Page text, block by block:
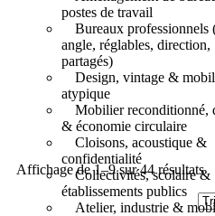
postes de travail
Bureaux professionnels
angle, réglables, direction,
partagés)
Design, vintage &
atypique
Mobilier reconditionné,
& économie circulaire
Cloisons, acoustique &
confidentialité
Collectivités, scolaire &
établissements publics
Atelier, industrie &
Affichage de 1–9 sur 44 résultats